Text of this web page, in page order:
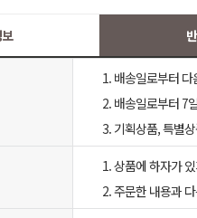
1. 배송일로부터
2. 배송일로부터 7
3. 기획상품, 특별
1. 상품에 하자가
2. 주문한 내용과